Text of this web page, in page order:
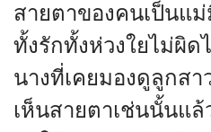
สายตาของคนเป็นแ
ทั้งรักทั้งห่วงใยไม่ผิด
นางที่เคยมองดูลูกส
เห็นสายตาเช่นนั้นแล้